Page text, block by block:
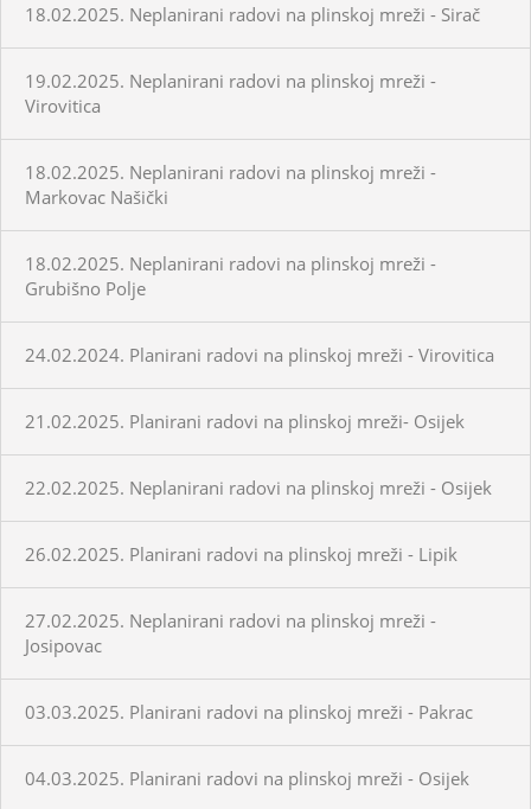
18.02.2025. Neplanirani radovi na plinskoj mreži - Sirač
19.02.2025. Neplanirani radovi na plinskoj mreži -
Virovitica
18.02.2025. Neplanirani radovi na plinskoj mreži -
Markovac Našički
18.02.2025. Neplanirani radovi na plinskoj mreži -
Grubišno Polje
24.02.2024. Planirani radovi na plinskoj mreži - Virovitica
21.02.2025. Planirani radovi na plinskoj mreži- Osijek
22.02.2025. Neplanirani radovi na plinskoj mreži - Osijek
26.02.2025. Planirani radovi na plinskoj mreži - Lipik
27.02.2025. Neplanirani radovi na plinskoj mreži -
Josipovac
03.03.2025. Planirani radovi na plinskoj mreži - Pakrac
04.03.2025. Planirani radovi na plinskoj mreži - Osijek